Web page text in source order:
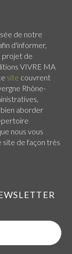
de notre
d'informer,
projet de
VIVRE MA
site couvrent
Rhône-
aborder
nous vous
site de façon très